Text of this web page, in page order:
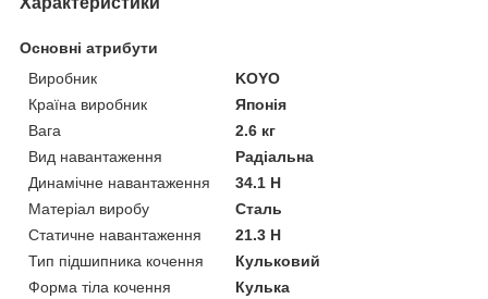
Основні атрибути
Виробник
KOYO
Країна виробник
Японія
Вага
2.6 кг
Вид навантаження
Радіальна
Динамічне навантаження
34.1 Н
Матеріал виробу
Сталь
Статичне навантаження
21.3 Н
Тип підшипника кочення
Кульковий
Форма тіла кочення
Кулька